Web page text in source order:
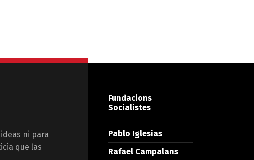
ni para
que las
Fundacions
Socialistes
Pablo Iglesias
Rafael Campalans